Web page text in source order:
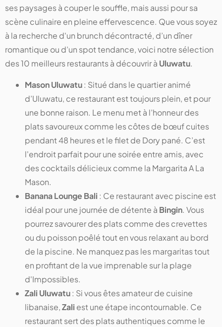
ses paysages à couper le souffle, mais aussi pour sa
scène culinaire en pleine effervescence. Que vous soyez
à la recherche d'un brunch décontracté, d’un dîner
romantique ou d’un spot tendance, voici notre sélection
des 10 meilleurs restaurants à découvrir à Uluwatu.
Mason Uluwatu: Situé dans le quartier animé
d’Uluwatu, ce restaurant est toujours plein, et pour
une bonne raison. Le menu met à l’honneur des
plats savoureux comme les côtes de bœuf cuites
pendant 48 heures et le filet de Dory pané. C’est
l'endroit parfait pour une soirée entre amis, avec
des cocktails délicieux comme la Margarita A La
Mason.
Banana Lounge Bali : Ce restaurant avec piscine est
idéal pour une journée de détente à Bingin. Vous
pourrez savourer des plats comme des crevettes
ou du poisson poêlé tout en vous relaxant au bord
de la piscine. Ne manquez pas les margaritas tout
en profitant de la vue imprenable sur la plage
d'Impossibles.
Zali Uluwatu: Si vous êtes amateur de cuisine
libanaise,Zali est une étape incontournable. Ce
restaurant sert des plats authentiques comme le